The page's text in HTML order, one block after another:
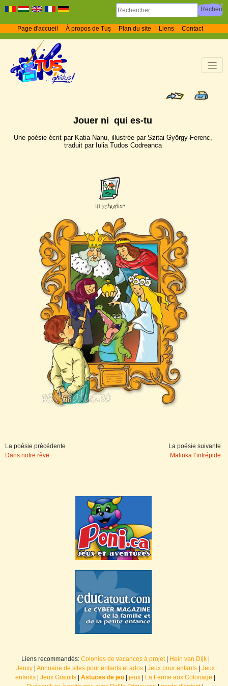
Page d'accueil À propos de Tuș Plan du site Liens Contact
Jouer ni qui es-tu
Une poésie écrit par Katia Nanu, illustrée par Szitai György-Ferenc,
traduit par Iulia Tudos Codreanca
La poésie précédente
Dans notre rêve
La poésie suivante
Malinka l’intrépide
Liens recommandés: Colonies de vacances à projet| Hein van Dijk|
Jeuxy| Annuaire de sites pour enfants et ados| Jeux pour enfants| Jeux
enfants
Jeux Gratuits Astuces de jeu jeux La Ferme aux Coloriage